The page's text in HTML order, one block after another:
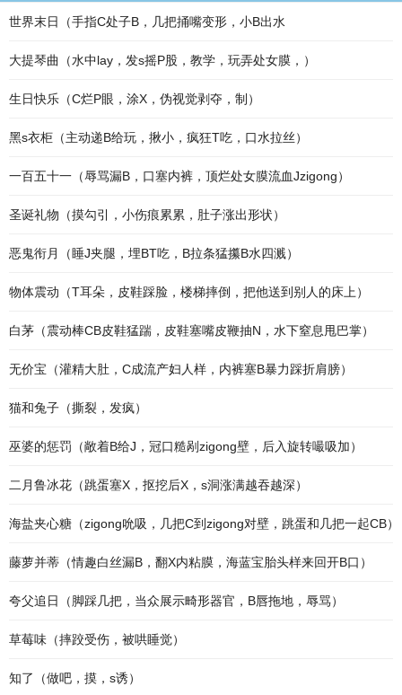
世界末日（手指C处子B，几把捅嘴变形，小B出水
大提琴曲（水中lay，发s摇P股，教学，玩弄处女膜，）
生日快乐（C烂P眼，涂X，伪视觉剥夺，制）
黑s衣柜（主动递B给玩，揪小，疯狂T吃，口水拉丝）
一百五十一（辱骂漏B，口塞内裤，顶烂处女膜流血Jzigong）
圣诞礼物（摸勾引，小伤痕累累，肚子涨出形状）
恶鬼衔月（睡J夹腿，埋BT吃，B拉条猛攥B水四溅）
物体震动（T耳朵，皮鞋踩脸，楼梯摔倒，把他送到别人的床上）
白茅（震动棒CB皮鞋猛踹，皮鞋塞嘴皮鞭抽N，水下窒息甩巴掌）
无价宝（灌精大肚，C成流产妇人样，内裤塞B暴力踩折肩膀）
猫和兔子（撕裂，发疯）
巫婆的惩罚（敞着B给J，冠口糙剐zigong壁，后入旋转嘬吸加）
二月鲁冰花（跳蛋塞X，抠挖后X，s洞涨满越吞越深）
海盐夹心糖（zigong吮吸，几把C到zigong对壁，跳蛋和几把一起CB）
藤萝并蒂（情趣白丝漏B，翻X内粘膜，海蓝宝胎头样来回开B口）
夸父追日（脚踩几把，当众展示畸形器官，B唇拖地，辱骂）
草莓味（摔跤受伤，被哄睡觉）
知了（做吧，摸，s诱）